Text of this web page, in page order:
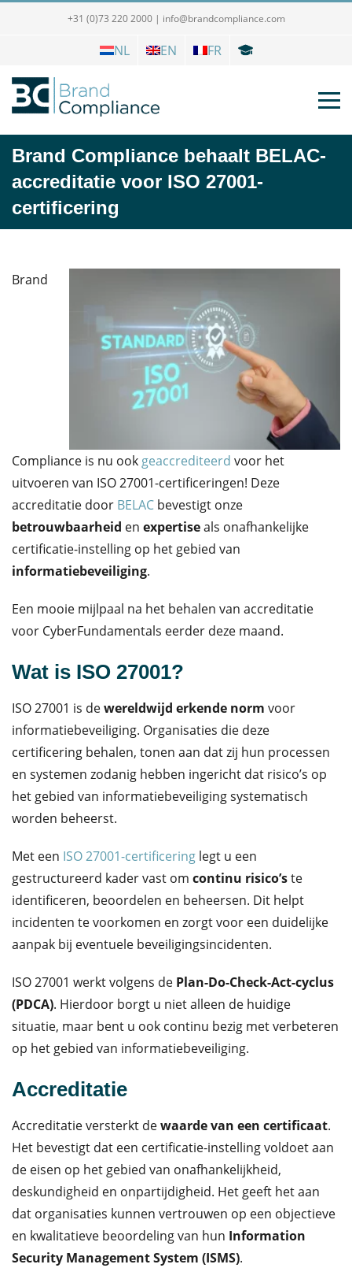
+31 (0)73 220 2000 | info@brandcompliance.com
NL EN FR
Brand Compliance behaalt BELAC-
accreditatie voor ISO 27001-
certificering
Brand
Compliance is nu ook geaccrediteerd voor het
uitvoeren van ISO 27001-certificeringen! Deze
accreditatie door BELAC bevestigt onze
betrouwbaarheid en expertiseals onafhankelijke
certificatie-instelling op het gebied van
informatiebeveiliging.
Een mooie mijlpaal na het behalen van accreditatie
voor CyberFundamentals eerder deze maand.
Wat is ISO 27001?
ISO 27001 is dewereldwijd erkende norm voor
informatiebeveiliging. Organisaties die deze
certificering behalen, tonen aan dat zij hun processen
en systemen zodanig hebben ingericht dat risico’s op
het gebied van informatiebeveiliging systematisch
worden beheerst.
Met een ISO 27001-certificering legt u een
gestructureerd kader vast om continu risico’ste
identificeren, beoordelen en beheersen. Dit helpt
incidenten te voorkomen en zorgt voor een duidelijke
aanpak bij eventuele beveiligingsincidenten.
ISO 27001 werkt volgens de Plan-Do-Check-Act-cyclus
(PDCA). Hierdoor borgt u niet alleen de huidige
situatie, maar bent u ook continu bezig met verbeteren
op het gebied van informatiebeveiliging.
Accreditatie
Accreditatie versterkt dewaarde van een certificaat.
Het bevestigt dat een certificatie-instelling voldoet aan
de eisen op het gebied van onafhankelijkheid,
deskundigheid en onpartijdigheid. Het geeft het aan
dat organisaties kunnen vertrouwen op een objectieve
en kwalitatieve beoordeling van hun Information
Security Management System (ISMS).